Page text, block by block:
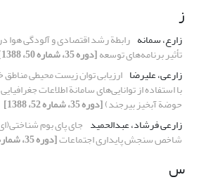
ز
زارع، سمانه رابطة رشد اقتصادی و آلودگی هوا
تأثیر برنامه‌های توسعه[دوره 35، شماره 50، 1388]
زارعی، علیرضا ارزیابی توان زیست محیطی
با استفاده از توانایی‌‌های سامانة اطلاعات
حوضة آبخیز بیرجند)[دوره 35، شماره 52، 1388]
زارعی فرشاد، عبدالحمید جای پای بوم
شاخص سنجش پایداری اجتماعات[دوره 35، شماره 51، 1388]
س